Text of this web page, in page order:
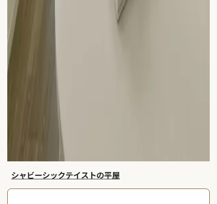
シャビーシックテイストの平屋